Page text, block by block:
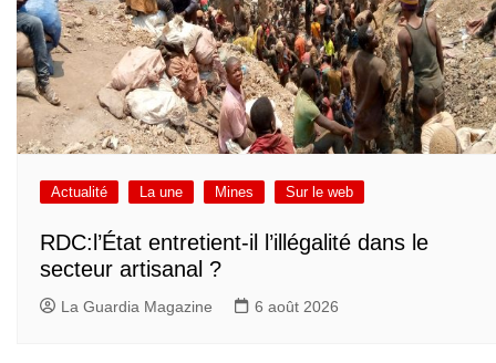
Actualité La une Mines Sur le web
RDC:l’État entretient-il l’illégalité dans le
secteur artisanal ?
La Guardia Magazine 6 août 2026